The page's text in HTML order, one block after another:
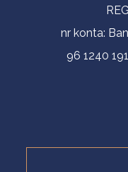
nr konta:
96 1240